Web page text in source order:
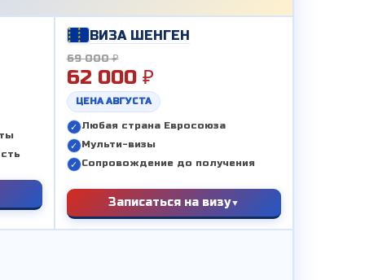
ВИЗА ШЕНГЕН
69 000 ₽
62 000 ₽
ЦЕНА АВГУСТА
Любая страна Евросоюза
Мульти-визы
Сопровождение до получения
Записаться на визу